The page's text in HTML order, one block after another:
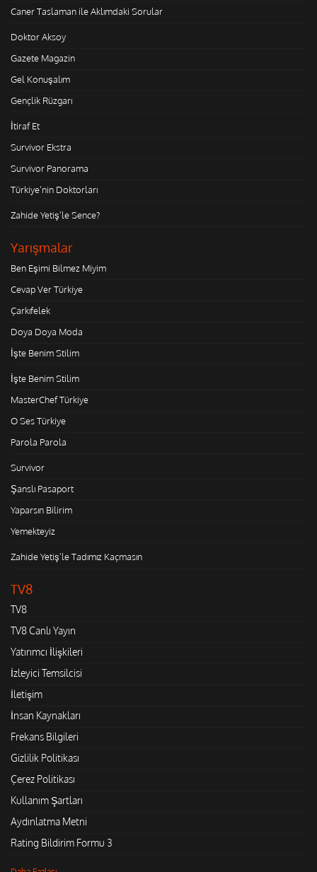
Caner Taslaman ile Aklımdaki Sorular
Doktor Aksoy
Gazete Magazin
Gel Konuşalım
Gençlik Rüzgarı
İtiraf Et
Survivor Ekstra
Survivor Panorama
Türkiye'nin Doktorları
Zahide Yetiş'le Sence?
Yarışmalar
Ben Eşimi Bilmez Miyim
Cevap Ver Türkiye
Çarkıfelek
Doya Doya Moda
İşte Benim Stilim
İşte Benim Stilim
MasterChef Türkiye
O Ses Türkiye
Parola Parola
Survivor
Şanslı Pasaport
Yaparsın Bilirim
Yemekteyiz
Zahide Yetiş'le Tadımız Kaçmasın
TV8
TV8
TV8 Canlı Yayın
Yatırımcı İlişkileri
İzleyici Temsilcisi
İletişim
İnsan Kaynakları
Frekans Bilgileri
Gizlilik Politikası
Çerez Politikası
Kullanım Şartları
Aydınlatma Metni
Rating Bildirim Formu 3